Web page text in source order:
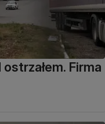
Firma